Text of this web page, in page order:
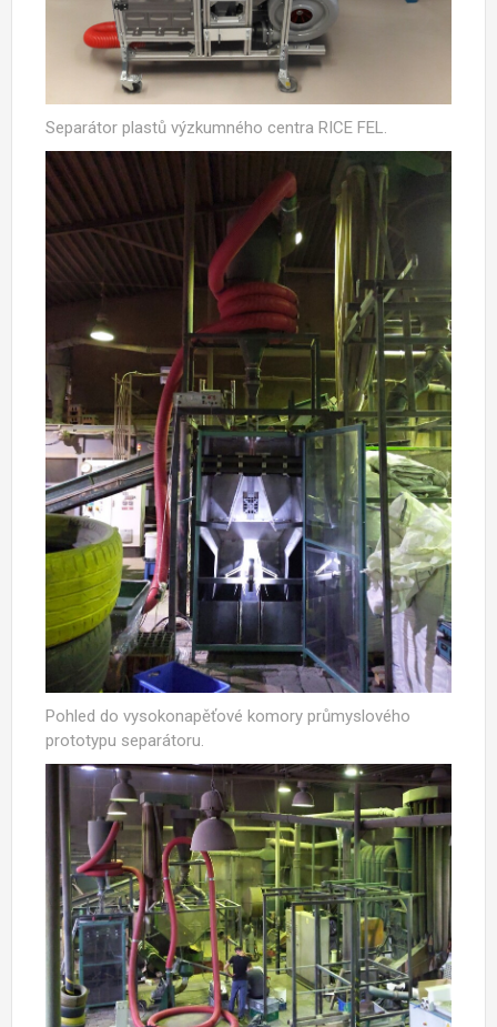
Separátor plastů výzkumného centra RICE FEL.
Pohled do vysokonapěťové komory průmyslového
prototypu separátoru.